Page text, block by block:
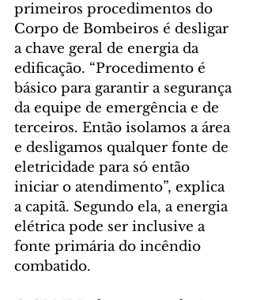
primeiros procedimentos do
Corpo de Bombeiros é desligar
a chave geral de energia da
edificação. “Procedimento é
básico para garantir a segurança
da equipe de emergência e de
terceiros. Então isolamos a área
e desligamos qualquer fonte de
eletricidade para só então
iniciar o atendimento”, explica
a capitã. Segundo ela, a energia
elétrica pode ser inclusive a
fonte primária do incêndio
combatido.